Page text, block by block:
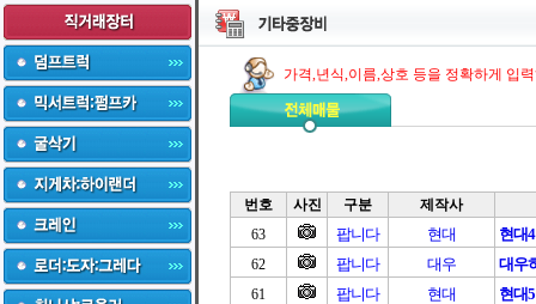
가격,년식,이름,상호 등을 정확하게 입
번호 사진 구분
제작사
63
팝니다 현대 현대
62 팝니다 대우 대우
61 팝니다 현대 현대